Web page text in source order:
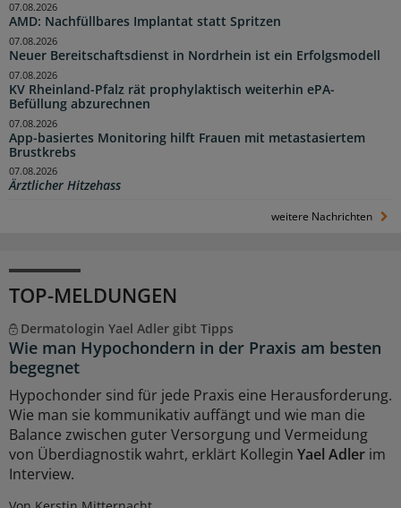
AMD: Nachfüllbares Implantat statt Spritzen
07.08.2026
Neuer Bereitschaftsdienst in Nordrhein ist ein Erfolgsmodell
07.08.2026
KV Rheinland-Pfalz rät prophylaktisch weiterhin ePA-
Befüllung abzurechnen
07.08.2026
App-basiertes Monitoring hilft Frauen mit metastasiertem
Brustkrebs
07.08.2026
Ärztlicher Hitzehass
07.08.2026
weitere Nachrichten
TOP-MELDUNGEN
Dermatologin Yael Adler gibt Tipps
Wie man Hypochondern in der Praxis am besten
begegnet
Hypochonder sind für jede Praxis eine Herausforderung.
Wie man sie kommunikativ auffängt und wie man die
Balance zwischen guter Versorgung und Vermeidung
von Überdiagnostik wahrt, erklärt Kollegin Yael Adler im
Interview.